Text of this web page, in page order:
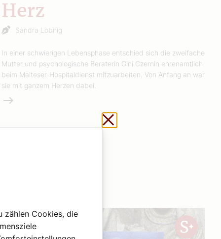
Herz
Sandra Lobnig
In einer schwierigen Lebensphase entschied sich die zweifache
Mutter und psychologische Beraterin Gini Czernin ehrenamtlich
beim Malteser-Hospitaldienst mitzuarbeiten. Von Anfang an war
sie mit ganzem Herzen dabei.
Weiterlesen
Schließen ohne zu
zählen Cookies, die